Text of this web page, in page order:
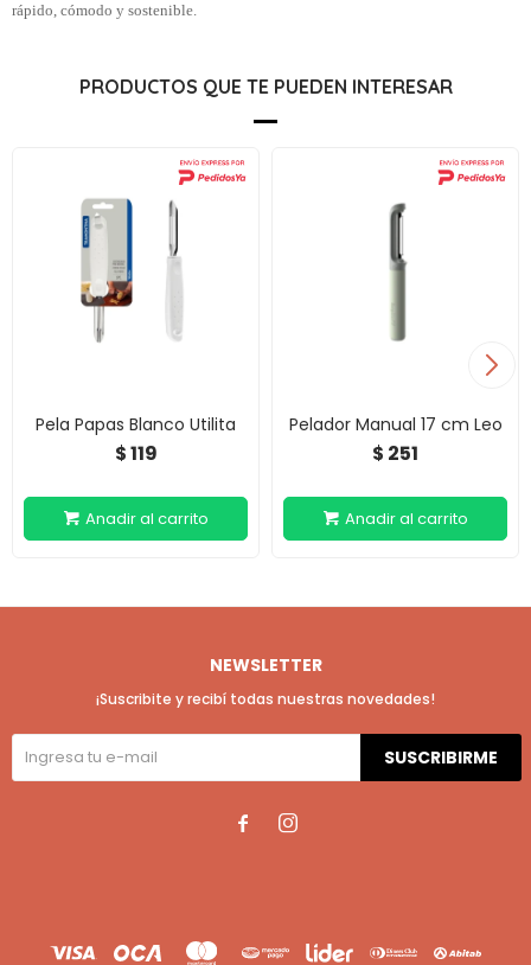
rápido, cómodo y sostenible.
PRODUCTOS QUE TE PUEDEN INTERESAR
Pela Papas Blanco Utilita
$119
Pelador Manual 17 cm Leo
$ 251
NEWSLETTER
¡Suscribite y recibí todas nuestras novedades!
SUSCRIBIRME
 